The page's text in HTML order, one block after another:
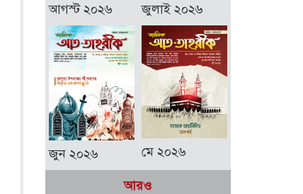
আগস্ট ২০২৬ জুলাই ২০২৬
জুন ২০২৬ মে ২০২৬
আরও